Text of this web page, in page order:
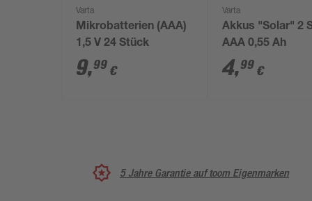
Varta
Mikrobatterien (AAA)
1,5 V 24 Stück
9,99 €
Varta
Akkus "Solar" 2
AAA 0,55 Ah
4,99 €
5 Jahre Garantie auf toom Eigenmarken